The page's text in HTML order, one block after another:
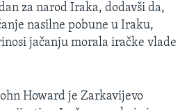
za narod Iraka, dodavši da,
nasilne pobune u Iraku,
jačanju morala iračke vlade
Howard je Zarkavijevo